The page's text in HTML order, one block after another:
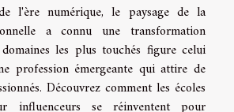
l'ère numérique, le paysage de la
a connu une transformation
les plus touchés figure celui
profession émergeante qui attire de
Découvrez comment les écoles
influenceurs se réinventent pour